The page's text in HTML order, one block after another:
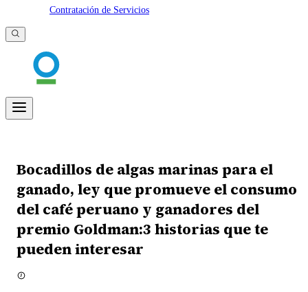
Contratación de Servicios
Bocadillos de algas marinas para el
ganado, ley que promueve el consumo
del café peruano y ganadores del
premio Goldman:3 historias que te
pueden interesar